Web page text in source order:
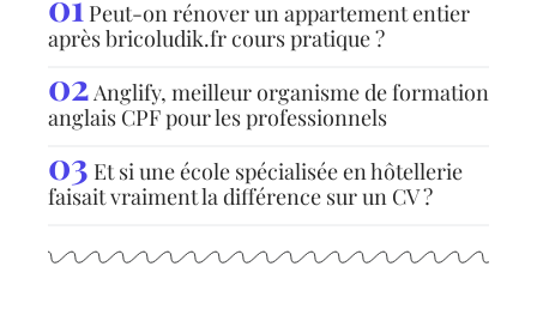
Peut-on rénover un appartement entier
après bricoludik.fr cours pratique ?
Anglify, meilleur organisme de formation
anglais CPF pour les professionnels
Et si une école spécialisée en hôtellerie
faisait vraiment la différence sur un CV ?